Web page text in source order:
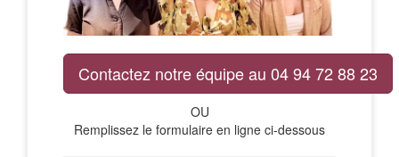
Contactez notre équipe au 04 94 72 88 23
OU
Remplissez le formulaire en ligne ci-dessous